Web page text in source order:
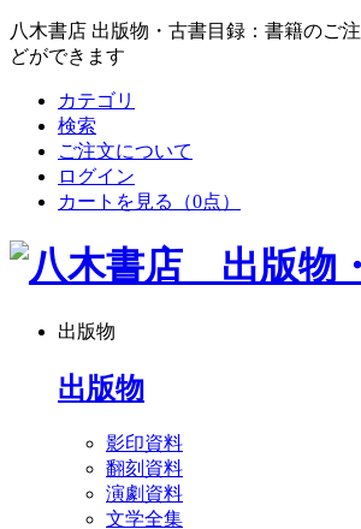
八木書店 出版物・古書目録：書籍のご
どができます
カテゴリ
検索
ご注文について
ログイン
カートを見る
（0点）
出版物
出版物
影印資料
翻刻資料
演劇資料
文学全集